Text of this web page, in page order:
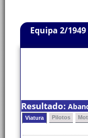
Equipa 2/1949
Resultado:
Viatura Pilotos